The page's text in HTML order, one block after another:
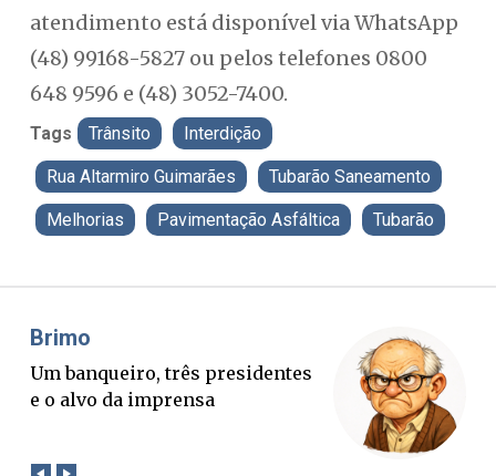
atendimento está disponível via WhatsApp
(48) 99168-5827 ou pelos telefones 0800
648 9596 e (48) 3052-7400.
Tags Trânsito Interdição
Rua Altarmiro Guimarães Tubarão Saneamento
Melhorias Pavimentação Asfáltica Tubarão
Misael Elias
O Boato corre mais rápido que a
verdade. Mas quem paga a